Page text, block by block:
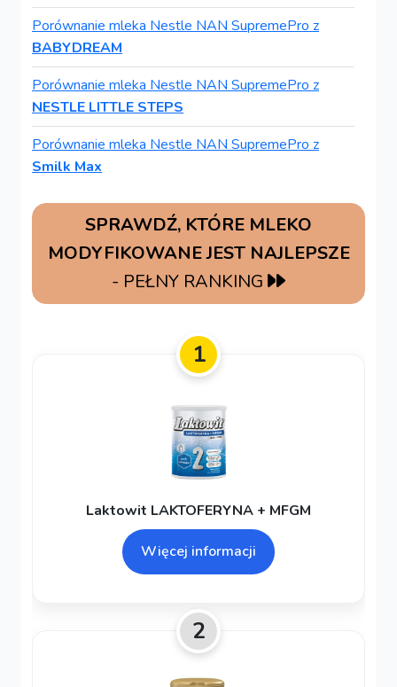
Porównanie mleka Nestle NAN SupremePro z
BABYDREAM
Porównanie mleka Nestle NAN SupremePro z
NESTLE LITTLE STEPS
Porównanie mleka Nestle NAN SupremePro z
Smilk Max
SPRAWDŹ, KTÓRE MLEKO
MODYFIKOWANE JEST NAJLEPSZE
- PEŁNY RANKING
1
Laktowit LAKTOFERYNA + MFGM
Więcej informacji
2